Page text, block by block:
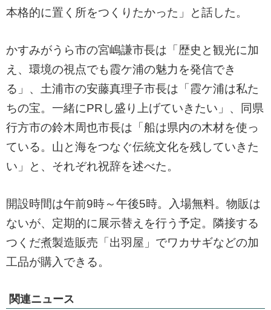
本格的に置く所をつくりたかった」と話した。
かすみがうら市の宮嶋謙市長は「歴史と観光に加
え、環境の視点でも霞ケ浦の魅力を発信でき
る」、土浦市の安藤真理子市長は「霞ケ浦は私た
ちの宝。一緒にPRし盛り上げていきたい」、同県
行方市の鈴木周也市長は「船は県内の木材を使っ
ている。山と海をつなぐ伝統文化を残していきた
い」と、それぞれ祝辞を述べた。
開設時間は午前9時～午後5時。入場無料。物販は
ないが、定期的に展示替えを行う予定。隣接する
つくだ煮製造販売「出羽屋」でワカサギなどの加
工品が購入できる。
関連ニュース